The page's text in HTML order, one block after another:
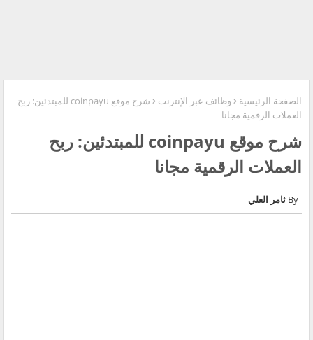
الصفحة الرئيسية وظائف عبر الإنترنت
شرح موقع coinpayu للمبتدئين: ربح
العملات الرقمية مجانا
شرح موقع coinpayu للمبتدئين: ربح
العملات الرقمية مجانا
ثامر العلي